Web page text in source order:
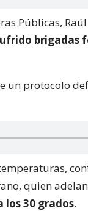
Públicas,
brigadas
un protocolo
quien
los 30 grados.